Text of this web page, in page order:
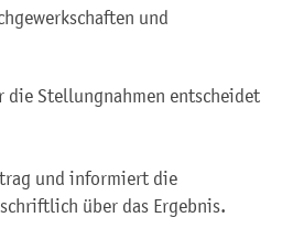
und
die Stellungnahmen entscheidet
und informiert die
über das Ergebnis.